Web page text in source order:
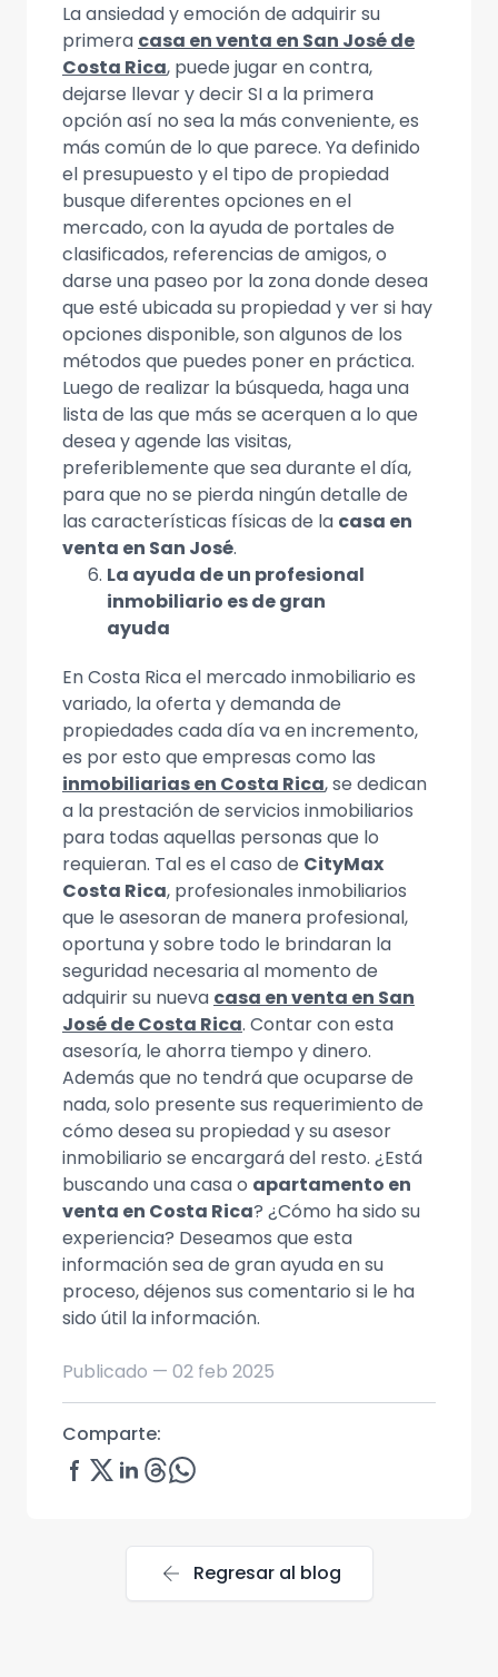
La ansiedad y emoción de adquirir su
primera casa en venta en San José de
Costa Rica, puede jugar en contra,
dejarse llevar y decir SI a la primera
opción así no sea la más conveniente, es
más común de lo que parece. Ya definido
el presupuesto y el tipo de propiedad
busque diferentes opciones en el
mercado, con la ayuda de portales de
clasificados, referencias de amigos, o
darse una paseo por la zona donde desea
que esté ubicada su propiedad y ver si hay
opciones disponible, son algunos de los
métodos que puedes poner en práctica.
Luego de realizar la búsqueda, haga una
lista de las que más se acerquen a lo que
desea y agende las visitas,
preferiblemente que sea durante el día,
para que no se pierda ningún detalle de
las características físicas de la casa en
venta en San José.
La ayuda de un profesional
inmobiliario es de gran
ayuda
En Costa Rica el mercado inmobiliario es
variado, la oferta y demanda de
propiedades cada día va en incremento,
es por esto que empresas como las
inmobiliarias en Costa Rica, se dedican
a la prestación de servicios inmobiliarios
para todas aquellas personas que lo
requieran. Tal es el caso de CityMax
Costa Rica, profesionales inmobiliarios
que le asesoran de manera profesional,
oportuna y sobre todo le brindaran la
seguridad necesaria al momento de
adquirir su nueva casa en venta en San
José de Costa Rica. Contar con esta
asesoría, le ahorra tiempo y dinero.
Además que no tendrá que ocuparse de
nada, solo presente sus requerimiento de
cómo desea su propiedad y su asesor
inmobiliario se encargará del resto. ¿Está
buscando una casa o apartamento en
venta en Costa Rica? ¿Cómo ha sido su
experiencia? Deseamos que esta
información sea de gran ayuda en su
proceso, déjenos sus comentario si le ha
sido útil la información.
Publicado — 02 feb 2025
Comparte:
arrow_back Regresar al blog